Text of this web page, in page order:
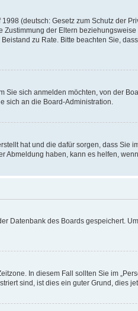
(deutsch: Gesetz zum Schutz der
der Eltern
zu Rate. Bitte beachten Sie,
Sie sich anmelden möchten, von der
sich an die Board-Administration.
hat und die dafür sorgen, dass
Abmeldung haben, kann es helfen,
Datenbank des Boards gespeichert.
In diesem Fall sollten Sie im
sind, ist dies ein guter Grund, dies